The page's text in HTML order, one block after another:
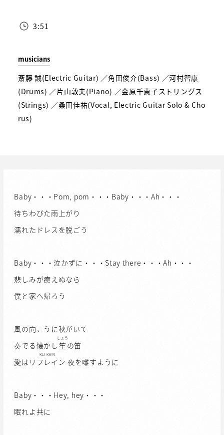
3:51
musicians
斎藤 誠(Electric Guitar) ／角田俊介(Bass) ／河村智康
(Drums) ／片山敦夫(Piano) ／金原千恵子ストリングス
(Strings) ／桑田佳祐(Vocal, Electric Guitar Solo & Cho
rus)
Baby・・・Pom, pom・・・Baby・・・Ah・・・
待ちわびた雨上がり
濡れたドレスを脱ごう
Baby・・・泣かずに・・・Stay there・・・Ah・・・
悲しみが癒えぬなら
僕と家へ帰ろう
風の向こうに秋がいて
奏でる懐かし笙
しょう
の笛
愛は リフレイン
REFRAIN
夜を囃すように
Baby・・・Hey, hey・・・
眠れよ共に